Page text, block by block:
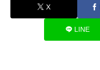
X
LINE